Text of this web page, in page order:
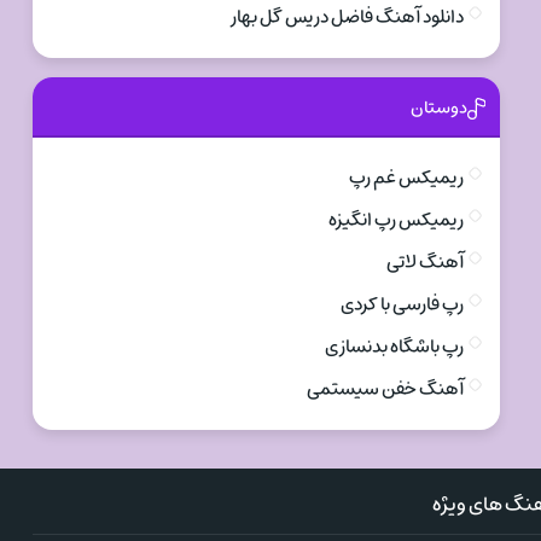
دانلود آهنگ فاضل دریس گل بهار
دوستان
ریمیکس غم رپ
ریمیکس رپ انگیزه
آهنگ لاتی
رپ فارسی با کردی
رپ باشگاه بدنسازی
آهنگ خفن سیستمی
های ویژه